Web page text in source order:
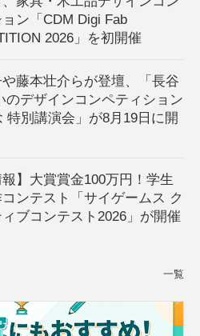
ン「CDM Digi Fab
2026」を初開催
藤本壮介らが登壇、「長谷
のデザインコンペティション
特別講演会」が8月19日に開
報】大賞賞金100万円！学生
ンテスト「サイゲームス ク
ィブコンテスト2026」が開催
一覧